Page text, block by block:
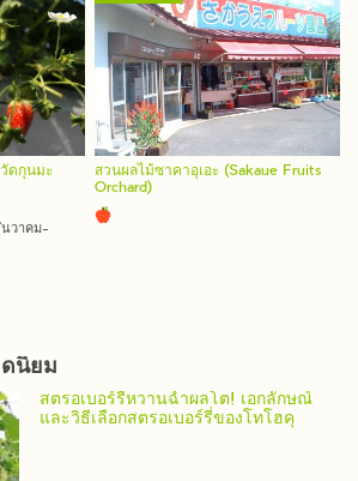
วัดกุนมะ
นวาคม-
สวนผลไม้ซาคาอุเอะ (Sakaue Fruits
Orchard)
นิยม
สตรอเบอร์รี่หวานฉ่ำผลโต! เอกลักษณ์
และวิธีเลือกสตรอเบอร์รี่ของโทโฮคุ